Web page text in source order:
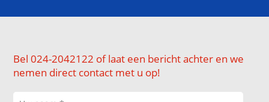
Bel 024-2042122 of laat een bericht achter en we
nemen direct contact met u op!